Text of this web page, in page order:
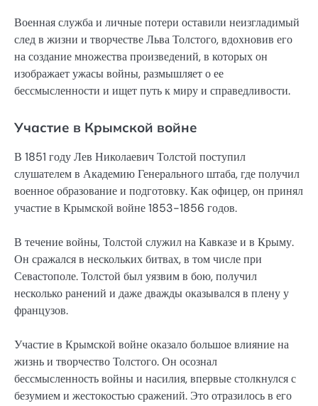
Военная служба и личные потери оставили неизгладимый
след в жизни и творчестве Льва Толстого, вдохновив его
на создание множества произведений, в которых он
изображает ужасы войны, размышляет о ее
бессмысленности и ищет путь к миру и справедливости.
Участие в Крымской войне
В 1851 году Лев Николаевич Толстой поступил
слушателем в Академию Генерального штаба, где получил
военное образование и подготовку. Как офицер, он принял
участие в Крымской войне 1853-1856 годов.
В течение войны, Толстой служил на Кавказе и в Крыму.
Он сражался в нескольких битвах, в том числе при
Севастополе. Толстой был уязвим в бою, получил
несколько ранений и даже дважды оказывался в плену у
французов.
Участие в Крымской войне оказало большое влияние на
жизнь и творчество Толстого. Он осознал
бессмысленность войны и насилия, впервые столкнулся с
безумием и жестокостью сражений. Это отразилось в его